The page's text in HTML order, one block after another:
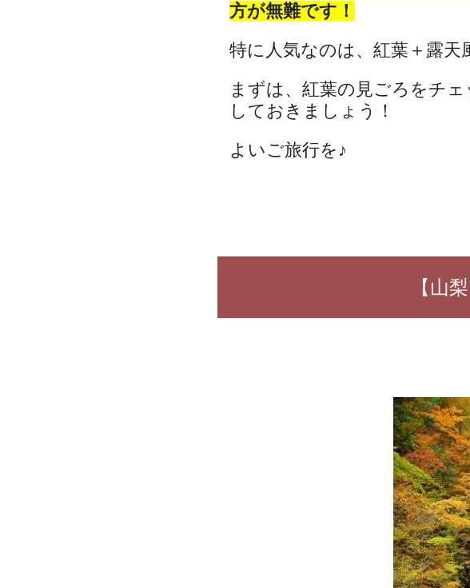
方が無難です！
特に人気なのは、紅葉＋露天
まずは、紅葉の見ごろをチ
しておきましょう！
よいご旅行を♪
【山